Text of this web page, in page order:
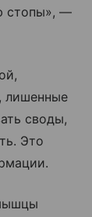
стопы», —
лишенные
своды,
Это